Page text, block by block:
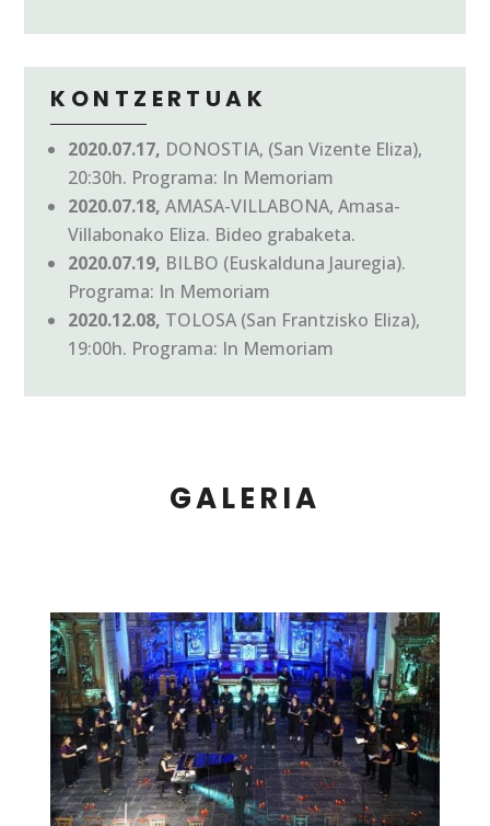
KONTZERTUAK
2020.07.17, DONOSTIA, (San Vizente Eliza),
20:30h. Programa: In Memoriam
2020.07.18, AMASA-VILLABONA, Amasa-
Villabonako Eliza. Bideo grabaketa.
2020.07.19, BILBO (Euskalduna Jauregia).
Programa: In Memoriam
2020.12.08, TOLOSA (San Frantzisko Eliza),
19:00h. Programa: In Memoriam
GALERIA